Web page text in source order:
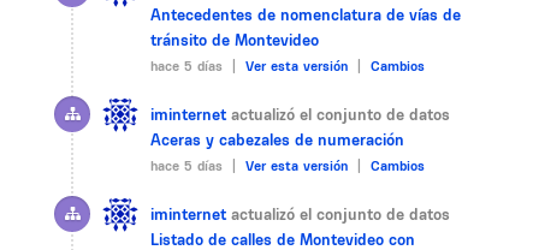
Antecedentes de nomenclatura de vías de
tránsito de Montevideo
hace 5 días | Ver esta versión Cambios
iminternet actualizó el conjunto de datos
Aceras y cabezales de numeración
hace 5 días | Ver esta versión Cambios
iminternet actualizó el conjunto de datos
Listado de calles de Montevideo con